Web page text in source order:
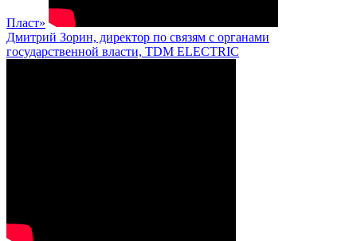
Пласт»
Дмитрий Зорин, директор по связям с органами
государственной власти, TDM ELECTRIC